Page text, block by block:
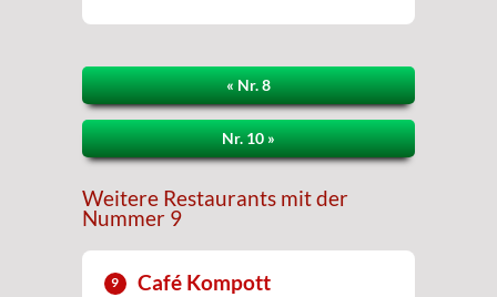
« Nr. 8
Nr. 10 »
Weitere Restaurants mit der
Nummer 9
9 Café Kompott